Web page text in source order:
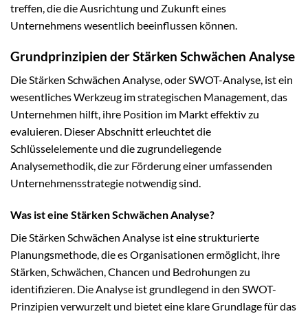
treffen, die die Ausrichtung und Zukunft eines
Unternehmens wesentlich beeinflussen können.
Grundprinzipien der Stärken Schwächen Analyse
Die Stärken Schwächen Analyse, oder SWOT-Analyse, ist ein
wesentliches Werkzeug im strategischen Management, das
Unternehmen hilft, ihre Position im Markt effektiv zu
evaluieren. Dieser Abschnitt erleuchtet die
Schlüsselelemente und die zugrundeliegende
Analysemethodik, die zur Förderung einer umfassenden
Unternehmensstrategie notwendig sind.
Was ist eine Stärken Schwächen Analyse?
Die Stärken Schwächen Analyse ist eine strukturierte
Planungsmethode, die es Organisationen ermöglicht, ihre
Stärken, Schwächen, Chancen und Bedrohungen zu
identifizieren. Die Analyse ist grundlegend in den SWOT-
Prinzipien verwurzelt und bietet eine klare Grundlage für das